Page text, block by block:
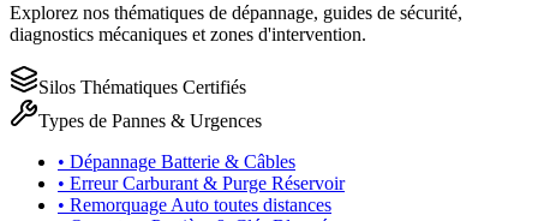
Explorez nos thématiques de dépannage, guides de sécurité,
diagnostics mécaniques et zones d'intervention.
Silos Thématiques Certifiés
Types de Pannes & Urgences
• Dépannage Batterie & Câbles
• Erreur Carburant & Purge Réservoir
• Remorquage Auto toutes distances